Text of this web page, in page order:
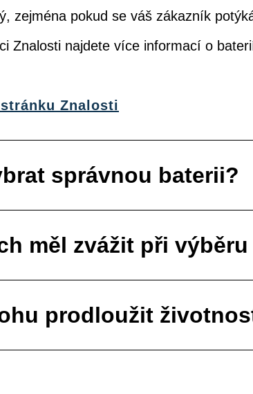
zejména pokud se váš zákazník
Znalosti najdete více informací o
Znalosti
správnou baterii?
měl zvážit při
prodloužit